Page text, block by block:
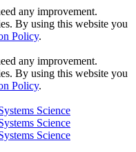
any improvement.
By using this website you
Policy.
any improvement.
By using this website you
Policy.